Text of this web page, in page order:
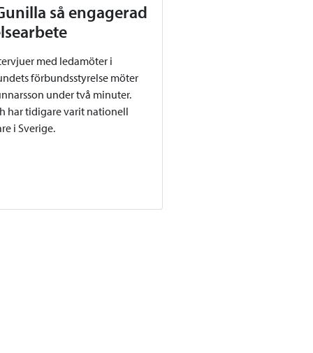
så engagerad
med ledamöter i
förbundsstyrelse möter
under två minuter.
har tidigare varit nationell
i Sverige.